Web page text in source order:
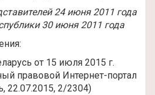
24 июня 2011 года
30 июня 2011 года
от 15 июля 2015 г.
правовой Интернет-портал
22.07.2015, 2/2304)